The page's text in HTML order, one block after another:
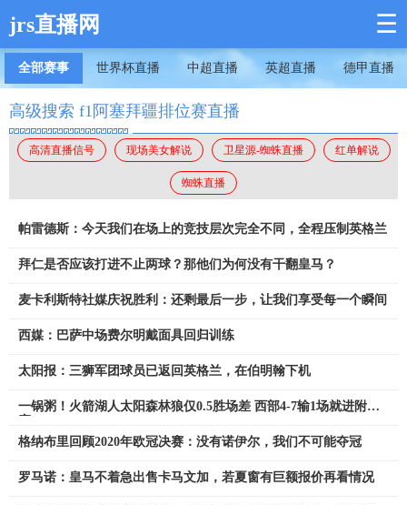
jrs直播网 ☰
全部赛事 世界杯直播 中超直播 英超直播 德甲直播
高级搜索 f1阿塞拜疆排位赛直播
高清直播信号 现场美女解说 卫星源-蜘蛛直播 红单解说
蜘蛛直播
帕雷德斯：今天我们在场上的竞技层次完全不同，全程压制英格兰
拜仁是否应该打进不止两球？那他们为何没有干翻皇马？
麦卡利斯特社媒庆祝胜利：还剩最后一步，让我们享受每一个瞬间
西媒：巴萨中场费尔明戴面具回归训练
太阳报：三狮军团球员已返回英格兰，在伯明翰下机
一锅粥！火箭湖人太阳森林狼仅0.5胜场差 西部4-7输1场就进附加
格纳布里回顾2020年欧冠决赛：没有诺伊尔，我们不可能夺冠
罗马诺：皇马不着急出售卡马文加，若夏窗有巨额报价再看情况